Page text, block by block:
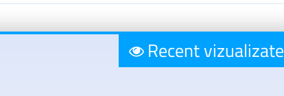
Recent vizualizate